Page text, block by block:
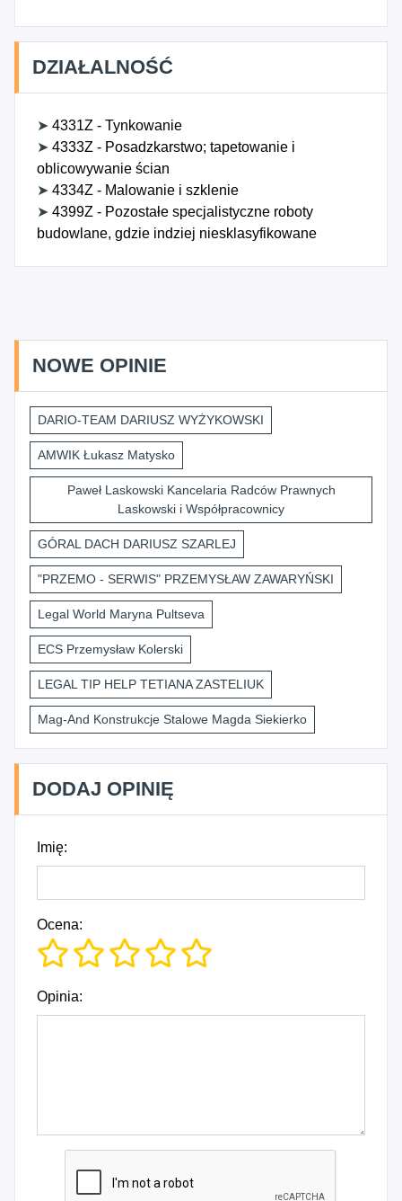
DZIAŁALNOŚĆ
➤ 4331Z - Tynkowanie
➤ 4333Z - Posadzkarstwo; tapetowanie i
oblicowywanie ścian
➤ 4334Z - Malowanie i szklenie
➤ 4399Z - Pozostałe specjalistyczne roboty
budowlane, gdzie indziej niesklasyfikowane
NOWE OPINIE
DARIO-TEAM DARIUSZ WYŻYKOWSKI
AMWIK Łukasz Matysko
Paweł Laskowski Kancelaria Radców Prawnych
Laskowski i Współpracownicy
GÓRAL DACH DARIUSZ SZARLEJ
"PRZEMO - SERWIS" PRZEMYSŁAW ZAWARYŃSKI
Legal World Maryna Pultseva
ECS Przemysław Kolerski
LEGAL TIP HELP TETIANA ZASTELIUK
Mag-And Konstrukcje Stalowe Magda Siekierko
DODAJ OPINIĘ
Imię:
Ocena:
Opinia: